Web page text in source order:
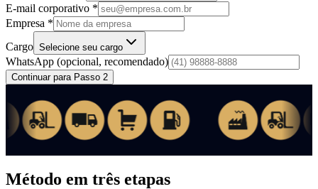
E-mail corporativo *
Empresa *
Cargo Selecione seu cargo
WhatsApp (opcional, recomendado)
Continuar para Passo 2
Método em três etapas